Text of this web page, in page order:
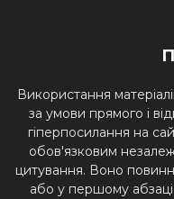
Використання
за умови прямого і
гіперпосилання на
обов'язковим
цитування. Воно
або у першому абзаці